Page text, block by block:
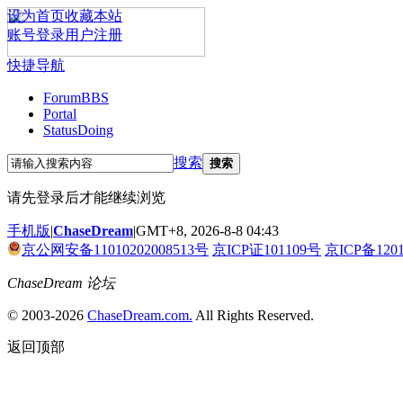
设为首页收藏本站
账号登录用户注册
快捷导航
ForumBBS
Portal
StatusDoing
搜索 搜索
请先登录后才能继续浏览
手机版|ChaseDream|GMT+8, 2026-8-8 04:43
京公网安备11010202008513号 京ICP证101109号 京ICP备
ChaseDream 论坛
© 2003-2026 ChaseDream.com. All Rights Reserved.
返回顶部